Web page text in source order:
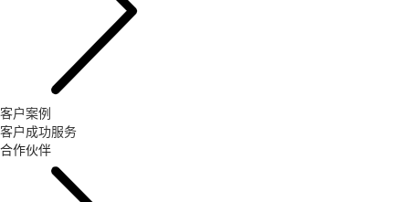
客户案例
客户成功服务
合作伙伴